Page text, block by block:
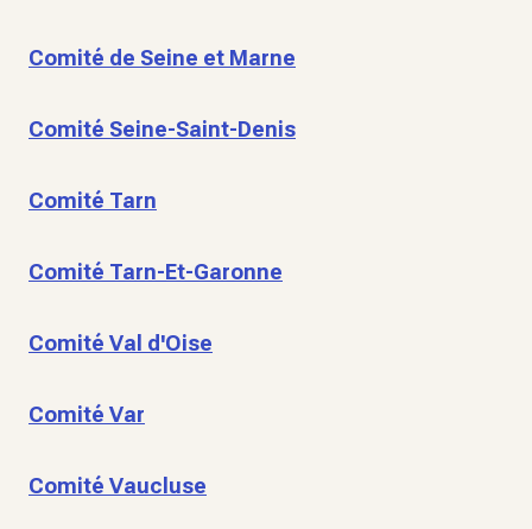
Comité de Seine et Marne
Comité Seine-Saint-Denis
Comité Tarn
Comité Tarn-Et-Garonne
Comité Val d'Oise
Comité Var
Comité Vaucluse